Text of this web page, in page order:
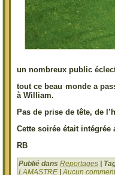
un nombreux public
tout ce beau monde a
à William.
Pas de prise de tête, de
Cette soirée était
RB
Publié dans Reportages |
LAMASTRE |Aucun